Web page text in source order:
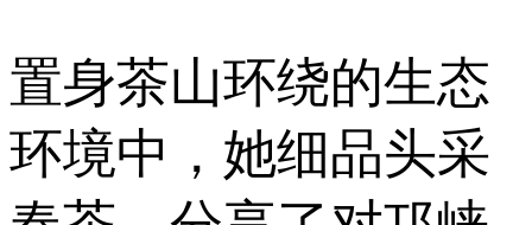
置身茶山环绕的生态
环境中，她细品头采